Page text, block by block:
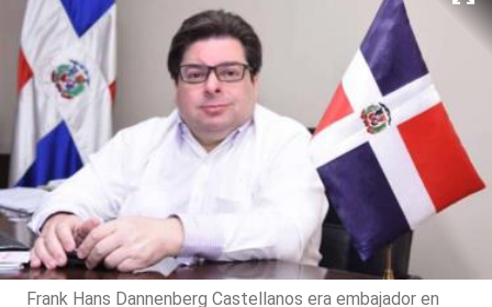
Frank Hans Dannenberg Castellanos era embajador en